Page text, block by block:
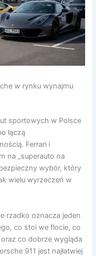
w rynku wynajmu
sportowych w Polsce
łączą
Ferrari i
na „superauto na
wybór, który
wielu wyrzeczeń w
rzadko oznacza jeden
co stoi we flocie, co
co dobrze wygląda
911 jest najłatwiej